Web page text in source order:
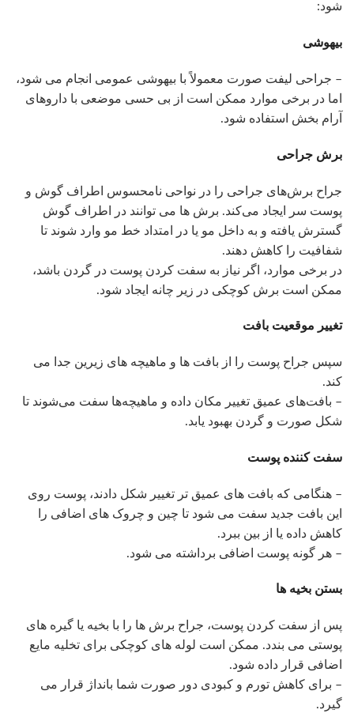
شود:
بیهوشی
– جراحی لیفت صورت معمولاً با بیهوشی عمومی انجام می شود،
اما در برخی موارد ممکن است از بی حسی موضعی با داروهای
آرام بخش استفاده شود.
برش جراحی
جراح برش‌های جراحی را در نواحی نامحسوس اطراف گوش و
پوست سر ایجاد می‌کند. برش ها می توانند در اطراف گوش
گسترش یافته و به داخل مو یا در امتداد خط مو وارد شوند تا
شفافیت را کاهش دهند.
در برخی موارد، اگر نیاز به سفت کردن پوست در گردن باشد،
ممکن است برش کوچکی در زیر چانه ایجاد شود.
تغییر موقعیت بافت
سپس جراح پوست را از بافت ها و ماهیچه های زیرین جدا می
کند.
– بافت‌های عمیق تغییر مکان داده و ماهیچه‌ها سفت می‌شوند تا
شکل صورت و گردن بهبود یابد.
سفت کننده پوست
– هنگامی که بافت های عمیق تر تغییر شکل دادند، پوست روی
این بافت جدید سفت می شود تا چین و چروک های اضافی را
کاهش داده یا از بین ببرد.
– هر گونه پوست اضافی برداشته می شود.
بستن بخیه ها
پس از سفت کردن پوست، جراح برش ها را با بخیه یا گیره های
پوستی می بندد. ممکن است لوله های کوچکی برای تخلیه مایع
اضافی قرار داده شود.
– برای کاهش تورم و کبودی دور صورت شما بانداژ قرار می
گیرد.